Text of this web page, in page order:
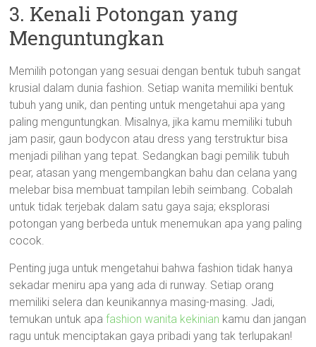
3. Kenali Potongan yang
Menguntungkan
Memilih potongan yang sesuai dengan bentuk tubuh sangat
krusial dalam dunia fashion. Setiap wanita memiliki bentuk
tubuh yang unik, dan penting untuk mengetahui apa yang
paling menguntungkan. Misalnya, jika kamu memiliki tubuh
jam pasir, gaun bodycon atau dress yang terstruktur bisa
menjadi pilihan yang tepat. Sedangkan bagi pemilik tubuh
pear, atasan yang mengembangkan bahu dan celana yang
melebar bisa membuat tampilan lebih seimbang. Cobalah
untuk tidak terjebak dalam satu gaya saja; eksplorasi
potongan yang berbeda untuk menemukan apa yang paling
cocok.
Penting juga untuk mengetahui bahwa fashion tidak hanya
sekadar meniru apa yang ada di runway. Setiap orang
memiliki selera dan keunikannya masing-masing. Jadi,
temukan untuk apafashion wanita kekinian kamu dan jangan
ragu untuk menciptakan gaya pribadi yang tak terlupakan!